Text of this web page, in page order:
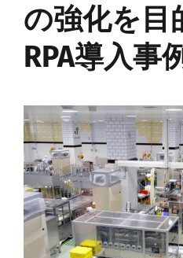
の強化を目
RPA導入事